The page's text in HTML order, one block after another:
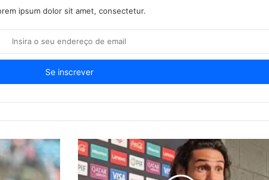
ipsum dolor sit amet, consectetur.